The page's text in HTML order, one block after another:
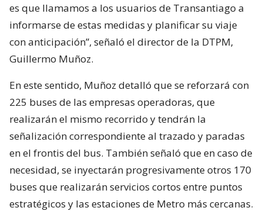
es que llamamos a los usuarios de Transantiago a
informarse de estas medidas y planificar su viaje
con anticipación”, señaló el director de la DTPM,
Guillermo Muñoz.
En este sentido, Muñoz detalló que se reforzará con
225 buses de las empresas operadoras, que
realizarán el mismo recorrido y tendrán la
señalización correspondiente al trazado y paradas
en el frontis del bus. También señaló que en caso de
necesidad, se inyectarán progresivamente otros 170
buses que realizarán servicios cortos entre puntos
estratégicos y las estaciones de Metro más cercanas.